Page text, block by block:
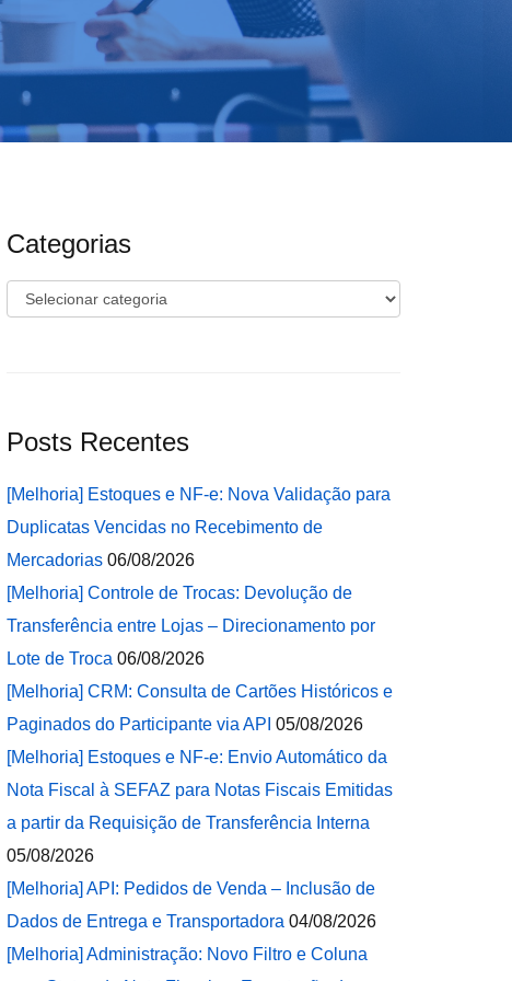
Categorias
Categorias
Posts Recentes
[Melhoria] Estoques e NF-e: Nova Validação para
Duplicatas Vencidas no Recebimento de
Mercadorias 06/08/2026
[Melhoria] Controle de Trocas: Devolução de
Transferência entre Lojas – Direcionamento por
Lote de Troca 06/08/2026
[Melhoria] CRM: Consulta de Cartões Históricos e
Paginados do Participante via API 05/08/2026
[Melhoria] Estoques e NF-e: Envio Automático da
Nota Fiscal à SEFAZ para Notas Fiscais Emitidas
a partir da Requisição de Transferência Interna
05/08/2026
[Melhoria] API: Pedidos de Venda – Inclusão de
Dados de Entrega e Transportadora 04/08/2026
[Melhoria] Administração: Novo Filtro e Coluna